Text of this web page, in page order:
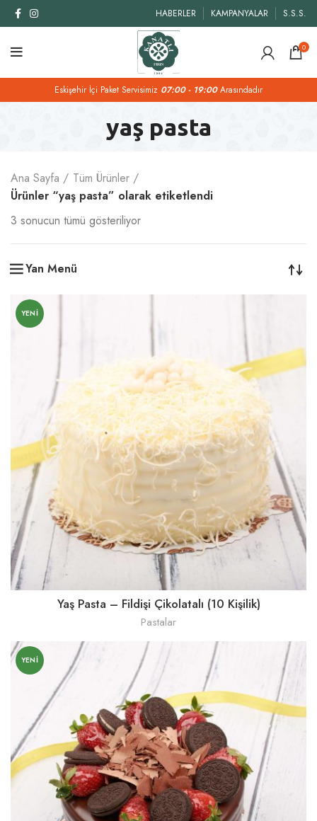
HABERLER KAMPANYALAR S.S.S.
0
Eskişehir İçi Paket Servisimiz 07:00 - 19:00Arasındadır
yaş pasta
Ana Sayfa
Tüm Ürünler
Ürünler “yaş pasta” olarak etiketlendi
3 sonucun tümü gösteriliyor
Yan Menü
YENI
Yaş Pasta – Fildişi Çikolatalı (10 Kişilik)
Pastalar
YENI